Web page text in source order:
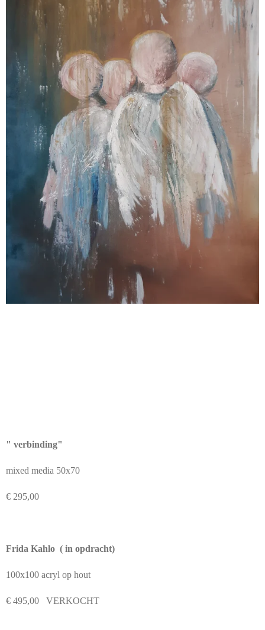
" verbinding"
mixed media 50x70
€ 295,00
Frida Kahlo ( in opdracht)
100x100 acryl op hout
€ 495,00 VERKOCHT